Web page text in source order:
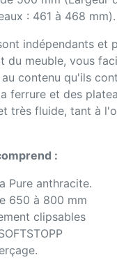
: 461 à 468 mm).
indépendants et
du meuble, vous
contenu qu'ils
ferrure et des
très fluide, tant à
:
Pure anthracite.
650 à 800 mm
clipsables